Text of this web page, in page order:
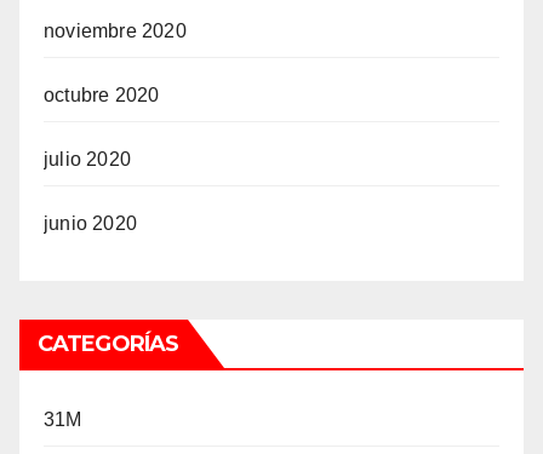
noviembre 2020
octubre 2020
julio 2020
junio 2020
CATEGORÍAS
31M